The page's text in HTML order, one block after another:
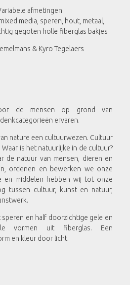
afmetingen
media, speren, hout, metaal,
gegoten holle fiberglas bakjes
& Kyro Tegelaers
de mensen op grond van
ervaren.
nature een cultuurwezen. Cultuur
is het natuurlijke in de cultuur?
de natuur van mensen, dieren en
ordenen en bewerken we onze
en middelen hebben wij tot onze
tussen cultuur, kunst en natuur,
en half doorzichtige gele en
vormen uit fiberglas. Een
en kleur door licht.